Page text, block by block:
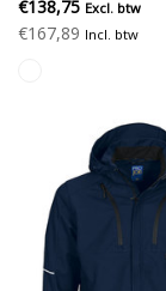
€138,75 Excl. btw
€167,89 Incl. btw